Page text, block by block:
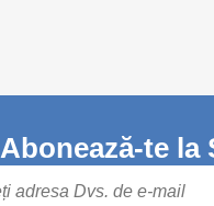
Abonează-te la